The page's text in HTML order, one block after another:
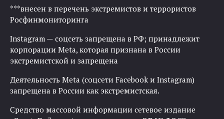
***внесен в перечень экстремистов и террористов
Росфинмониторинга
Instagram — соцсеть запрещена в РФ; принадлежит
корпорации Meta, которая признана в России
экстремистской и запрещена
Деятельность Meta (соцсети Facebook и Instagram)
запрещена в России как экстремистская.
Средство массовой информации сетевое издание